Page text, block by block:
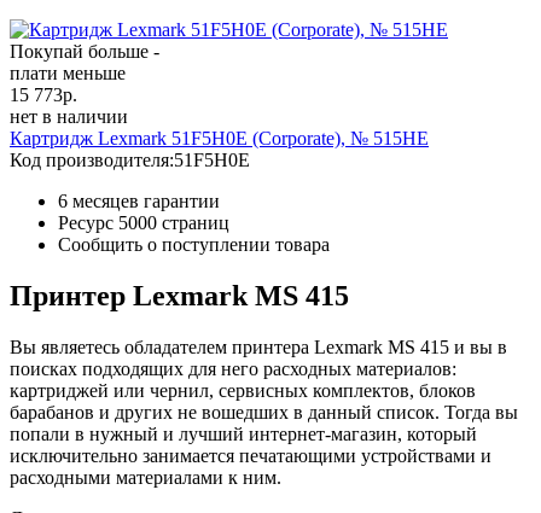
Покупай больше -
плати меньше
15 773р.
нет в наличии
Картридж Lexmark 51F5H0E (Corporate), № 515HE
Код производителя:51F5H0E
6 месяцев гарантии
Ресурс 5000 страниц
Сообщить о поступлении товара
Принтер Lexmark MS 415
Вы являетесь обладателем принтера Lexmark MS 415 и вы в
поисках подходящих для него расходных материалов:
картриджей или чернил, сервисных комплектов, блоков
барабанов и других не вошедших в данный список. Тогда вы
попали в нужный и лучший интернет-магазин, который
исключительно занимается печатающими устройствами и
расходными материалами к ним.